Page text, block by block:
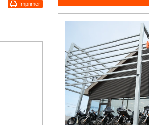
Imprimer
U
V
E
L
L
E
S